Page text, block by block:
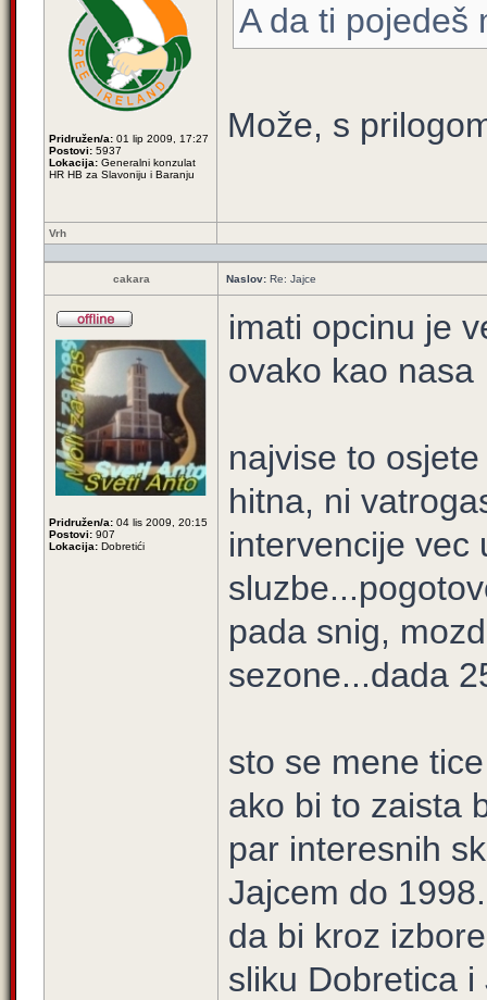
Pridružen/a: 01 lip 2009, 17:27
Postovi: 5937
Lokacija: Generalni konzulat
HR HB za Slavoniju i Baranju
A da ti pojedeš
Može, s
Vrh
cakara Naslov: Re: Jajce
Pridružen/a: 04 lis 2009, 20:15
Postovi: 907
Lokacija: Dobretići
imati opcinu je
ovako kao nasa
najvise to
hitna, ni
intervencije vec
pada snig,
sezone...dada
sto se mene
ako bi to zaista
par interesnih
Jajcem do
da bi kroz
sliku Dobretica